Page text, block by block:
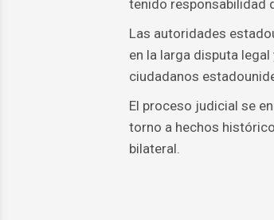
tenido responsabilidad
Las autoridades
en la larga disputa
ciudadanos
El proceso judicial se
torno a hechos
bilateral.